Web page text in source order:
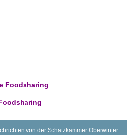
Foodsharing
von der Schatzkammer Oberwinter